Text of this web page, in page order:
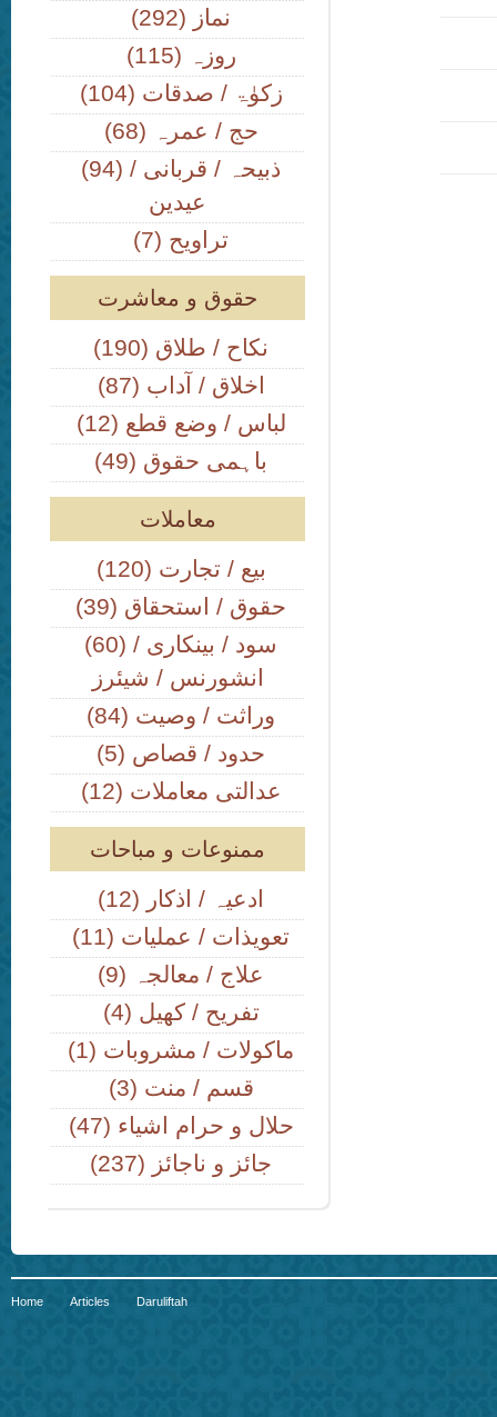
(292) نماز
(115) روزہ
(104) زکوٰۃ / صدقات
(68) حج / عمرہ
(94) ذبیحہ / قربانی /
عیدین
(7) تراویح
حقوق و معاشرت
(190) نکاح / طلاق
(87) اخلاق / آداب
(12) لباس / وضع قطع
(49) باہمی حقوق
معاملات
(120) بیع / تجارت
(39) حقوق / استحقاق
(60) سود / بینکاری /
انشورنس / شیئرز
(84) وراثت / وصیت
(5) حدود / قصاص
(12) عدالتی معاملات
ممنوعات و مباحات
(12) ادعیہ / اذکار
(11) تعویذات / عملیات
(9) علاج / معالجہ
(4) تفریح / کھیل
(1) ماکولات / مشروبات
(3) قسم / منت
(47) حلال و حرام اشیاء
(237) جائز و ناجائز
Home Articles Daruliftah